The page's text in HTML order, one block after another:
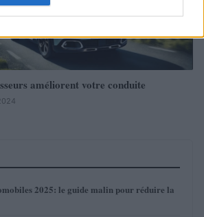
améliorent votre conduite
2025: le guide malin pour réduire la